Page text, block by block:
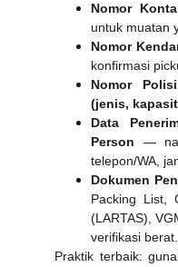
Nomor
untuk muatan
Nomor
konfirmasi
Nomor
(jenis,
Data
Person —
telepon/WA,
Dokumen
Packing List,
(LARTAS),
verifikasi berat.
Praktik terbaik: